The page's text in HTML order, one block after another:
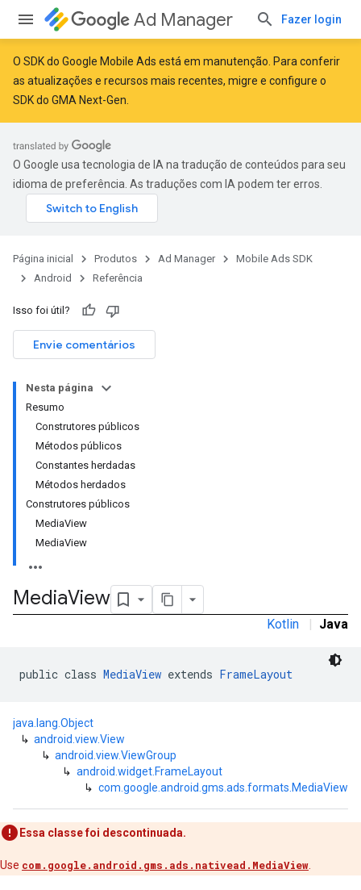
Ad Manager Fazer login
O SDK do Google Mobile Ads está em manutenção. Para conferir
as atualizações e recursos mais recentes, migre e configure o
SDK do GMA Next-Gen
O Google usa tecnologia de IA na tradução de conteúdos para seu
idioma de preferência. As traduções com IA podem ter erros.
Página inicial Produtos Ad Manager
Mobile Ads SDK
Android
Referência
Isso foi útil?
Envie comentários
Nesta página
Resumo
Construtores públicos
Métodos públicos
Constantes herdadas
Métodos herdados
Construtores públicos
MediaView
MediaView
MediaView
Kotlin | Java
public class MediaView extends FrameLayout
java.lang.Object
↳ android.view.View
↳ android.view.ViewGroup
↳ android.widget.FrameLayout
↳ com.google.android.gms.ads.formats.MediaView
Essa classe foi descontinuada.
Use com.google.android.gms.ads.nativead.MediaView